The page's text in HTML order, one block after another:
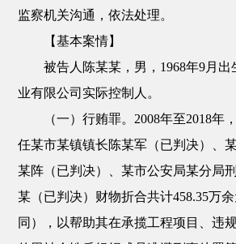
监察机关沟通，依法处理。
【基本案情】
被告人陈某某，男，1968年9月
业有限公司实际控制人。
（一）行贿罪。2008年至2018年
任某市某镇镇长陈某军（已判决）、
某阵（已判决）、某市公安局某分局
某（已判决）财物折合共计458.35万
同），以帮助其在承揽工程项目、违